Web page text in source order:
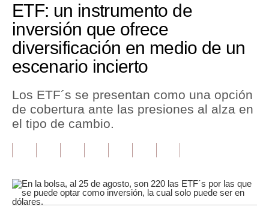
Perú
Política
Tu Dinero
Finanzas Personales
Inmobiliarias
Editorial
ETF: un instrumento de
inversión que ofrece
diversificación en medio de un
escenario incierto
Los ETF´s se presentan como una opción
de cobertura ante las presiones al alza en
el tipo de cambio.